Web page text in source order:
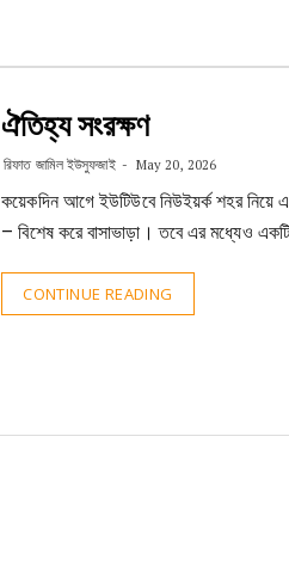
ঐতিহ্য সংরক্ষণ
রিফাত জামিল ইউসুফজাই May 20, 2026
কয়েকদিন আগে ইউটিউবে নিউইয়র্ক শহর নিয়ে
– বিশেষ করে বাসাভাড়া। তবে এর মধ্যেও
CONTINUE READING